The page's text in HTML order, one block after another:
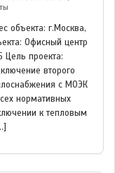
объекта: г.Москва,
Офисный центр
проекта:
второго
с МОЭК
нормативных
к тепловым